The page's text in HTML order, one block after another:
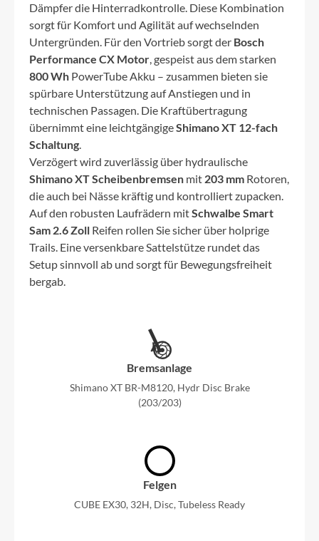
Dämpfer die Hinterradkontrolle. Diese Kombination
sorgt für Komfort und Agilität auf wechselnden
Untergründen. Für den Vortrieb sorgt der Bosch
Performance CX Motor, gespeist aus dem starken
800 Wh PowerTube Akku – zusammen bieten sie
spürbare Unterstützung auf Anstiegen und in
technischen Passagen. Die Kraftübertragung
übernimmt eine leichtgängigeShimano XT 12-fach
Schaltung.
Verzögert wird zuverlässig über hydraulische
Shimano XT Scheibenbremsen mit 203 mm Rotoren,
die auch bei Nässe kräftig und kontrolliert zupacken.
Auf den robusten Laufrädern mitSchwalbe Smart
Sam 2.6 Zoll Reifen rollen Sie sicher über holprige
Trails. Eine versenkbare Sattelstütze rundet das
Setup sinnvoll ab und sorgt für Bewegungsfreiheit
bergab.
Bremsanlage
Shimano XT BR-M8120, Hydr Disc Brake
(203/203)
Felgen
CUBE EX30, 32H, Disc, Tubeless Ready